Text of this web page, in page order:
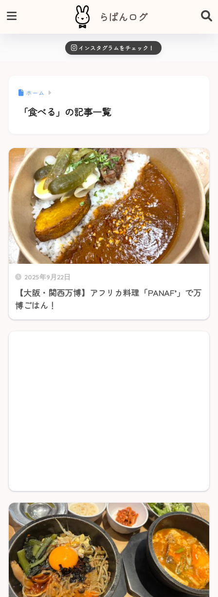
らぱんログ
インスタグラムをチェック！
ホーム
「食べる」の記事一覧
2025年9月22日
【大阪・関西万博】アフリカ料理「PANAF’」で万
博ごはん！